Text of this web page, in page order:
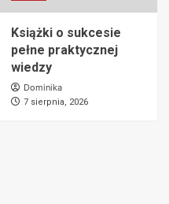
Książki o sukcesie
pełne praktycznej
wiedzy
Dominika
7 sierpnia, 2026